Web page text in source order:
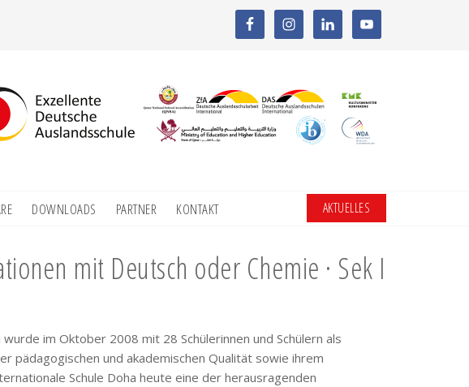
DOWNLOADS PARTNER KONTAKT AKTUELLES
mit Deutsch oder Chemie · Sek I
im Oktober 2008 mit 28 Schülerinnen und Schülern als
pädagogischen und akademischen Qualität sowie ihrem
Schule Doha heute eine der herausragenden